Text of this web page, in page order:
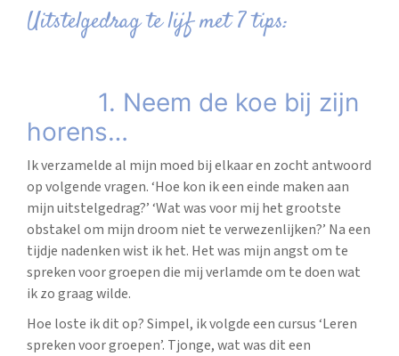
Uitstelgedrag te lijf met 7 tips:
1. Neem de koe bij zijn
horens…
Ik verzamelde al mijn moed bij elkaar en zocht antwoord
op volgende vragen. ‘Hoe kon ik een einde maken aan
mijn uitstelgedrag?’ ‘Wat was voor mij het grootste
obstakel om mijn droom niet te verwezenlijken?’ Na een
tijdje nadenken wist ik het. Het was mijn angst om te
spreken voor groepen die mij verlamde om te doen wat
ik zo graag wilde.
Hoe loste ik dit op? Simpel, ik volgde een cursus ‘Leren
spreken voor groepen’. Tjonge, wat was dit een